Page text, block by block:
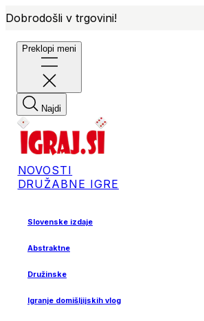
Dobrodošli v trgovini!
Preklopi meni
Najdi
NOVOSTI
DRUŽABNE IGRE
Slovenske izdaje
Abstraktne
Družinske
Igranje domišljijskih vlog